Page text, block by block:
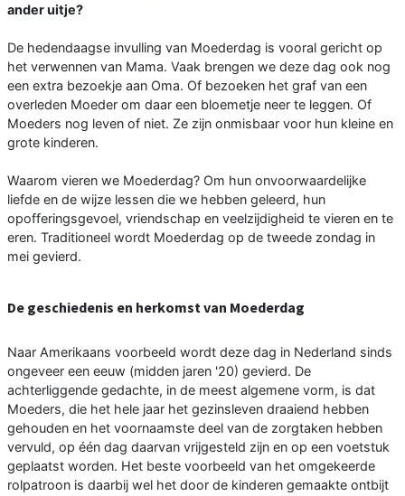
ander uitje?
De hedendaagse invulling van Moederdag is vooral gericht op
het verwennen van Mama. Vaak brengen we deze dag ook nog
een extra bezoekje aan Oma. Of bezoeken het graf van een
overleden Moeder om daar een bloemetje neer te leggen. Of
Moeders nog leven of niet. Ze zijn onmisbaar voor hun kleine en
grote kinderen.
Waarom vieren we Moederdag? Om hun onvoorwaardelijke
liefde en de wijze lessen die we hebben geleerd, hun
opofferingsgevoel, vriendschap en veelzijdigheid te vieren en te
eren. Traditioneel wordt Moederdag op de tweede zondag in
mei gevierd.
De geschiedenis en herkomst van Moederdag
Naar Amerikaans voorbeeld wordt deze dag in Nederland sinds
ongeveer een eeuw (midden jaren '20) gevierd. De
achterliggende gedachte, in de meest algemene vorm, is dat
Moeders, die het hele jaar het gezinsleven draaiend hebben
gehouden en het voornaamste deel van de zorgtaken hebben
vervuld, op één dag daarvan vrijgesteld zijn en op een voetstuk
geplaatst worden. Het beste voorbeeld van het omgekeerde
rolpatroon is daarbij wel het door de kinderen gemaakte ontbijt